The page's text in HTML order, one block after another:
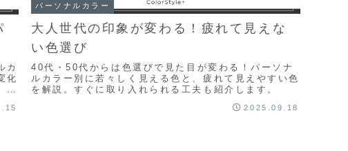
カ
化
滋
パーソナルカラー
大人世代の印象が変わる！疲れて見えな
い色選び
40代・50代からは色選びで見た目が変わる！パーソナ
ルカラー別に若々しく見える色と、疲れて見えやすい色
を解説。すぐに取り入れられる工夫も紹介します。
2025.09.18